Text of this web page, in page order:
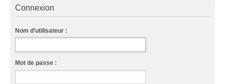
Connexion
Nom d’utilisateur :
Mot de passe :